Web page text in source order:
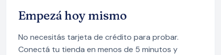
Empezá hoy mismo
No necesitás tarjeta de crédito para probar.
Conectá tu tienda en menos de 5 minutos y